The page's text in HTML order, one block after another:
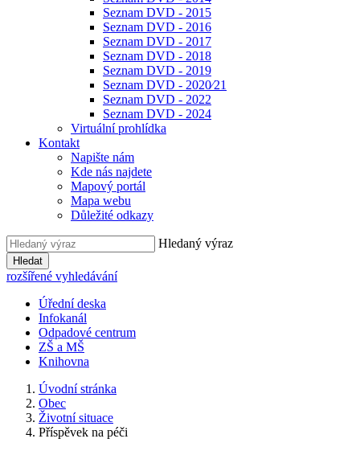
Seznam DVD - 2015
Seznam DVD - 2016
Seznam DVD - 2017
Seznam DVD - 2018
Seznam DVD - 2019
Seznam DVD - 2020⁄21
Seznam DVD - 2022
Seznam DVD - 2024
Virtuální prohlídka
Kontakt
Napište nám
Kde nás najdete
Mapový portál
Mapa webu
Důležité odkazy
Hledaný výraz
Hledat
rozšířené vyhledávání
Úřední deska
Infokanál
Odpadové centrum
ZŠ a MŠ
Knihovna
Úvodní stránka
Obec
Životní situace
Příspěvek na péči